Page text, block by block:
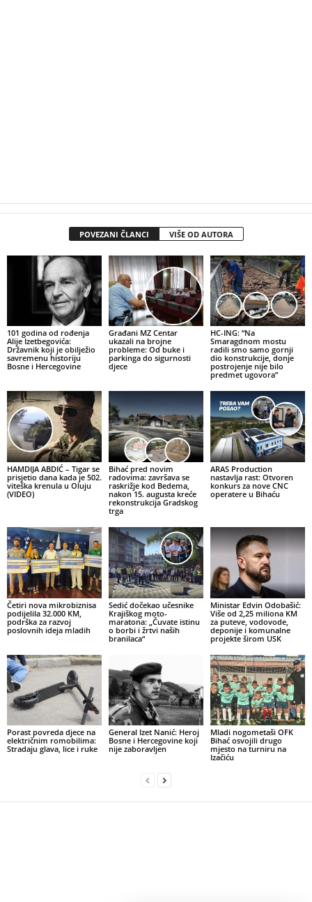
POVEZANI ČLANCI VIŠE OD AUTORA
101 godina od rođenja
Alije Izetbegovića:
Državnik koji je obilježio
savremenu historiju
Bosne i Hercegovine
Građani MZ Centar
ukazali na brojne
probleme: Od buke i
parkinga do sigurnosti
djece
HC-ING: “Na
Smaragdnom mostu
radili smo samo gornji
dio konstrukcije, donje
postrojenje nije bilo
predmet ugovora”
HAMDIJA ABDIĆ – Tigar se
prisjetio dana kada je 502.
viteška krenula u Oluju
(VIDEO)
Bihać pred novim
radovima: završava se
raskrižje kod Bedema,
nakon 15. augusta kreće
rekonstrukcija Gradskog
trga
ARAS Production
nastavlja rast: Otvoren
konkurs za nove CNC
operatere u Bihaću
Četiri nova mikrobiznisa
podijelila 32.000 KM,
podrška za razvoj
poslovnih ideja mladih
Sedić dočekao učesnike
Krajiškog moto-
maratona: „Čuvate istinu
o borbi i žrtvi naših
branilaca“
Ministar Edvin Odobašić:
Više od 2,25 miliona KM
za puteve, vodovode,
deponije i komunalne
projekte širom USK
Porast povreda djece na
električnim romobilima:
Stradaju glava, lice i ruke
General Izet Nanić: Heroj
Bosne i Hercegovine koji
nije zaboravljen
Mladi nogometaši OFK
Bihać osvojili drugo
mjesto na turniru na
Izačiću